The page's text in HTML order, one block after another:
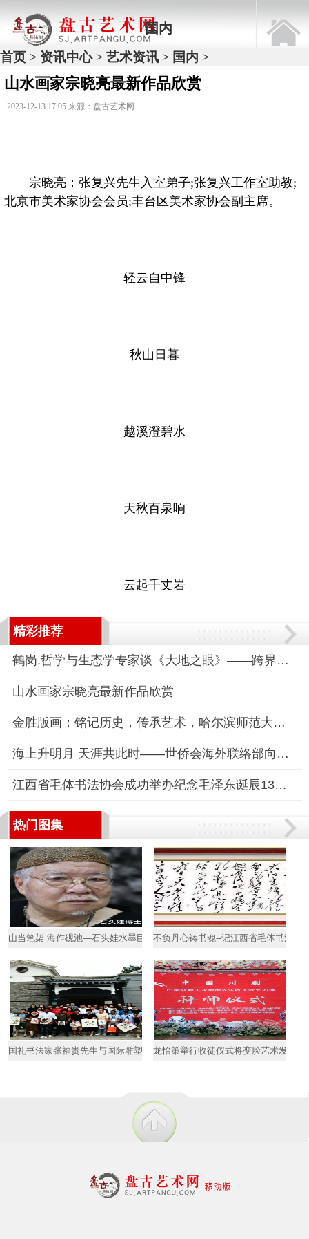
国内
首页 > 资讯中心> 艺术资讯 > 国内 >
山水画家宗晓亮最新作品欣赏
2023-12-13 17:05 来源：盘古艺术网
宗晓亮：张复兴先生入室弟子;张复兴工作室助教;
北京市美术家协会会员;丰台区美术家协会副主席。
轻云自中锋
秋山日暮
越溪澄碧水
天秋百泉响
云起千丈岩
精彩推荐
鹤岗.哲学与生态学专家谈《大地之眼》——跨界跨学科研讨之一
山水画家宗晓亮最新作品欣赏
金胜版画：铭记历史，传承艺术，哈尔滨师范大学美术学院版画系金
海上升明月 天涯共此时——世侨会海外联络部向全球华侨华人致电
江西省毛体书法协会成功举办纪念毛泽东诞辰130周年书法交流会
热门图集
山当笔架 海作砚池—石头娃水墨巨作《家园》品读不负丹心铸书魂--记江西省毛体书法协
国礼书法家张福贵先生与国际雕塑大师艺术交流龙怡策举行收徒仪式将变脸艺术发扬光